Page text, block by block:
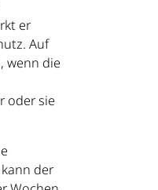
er
Auf
wenn die
oder sie
der